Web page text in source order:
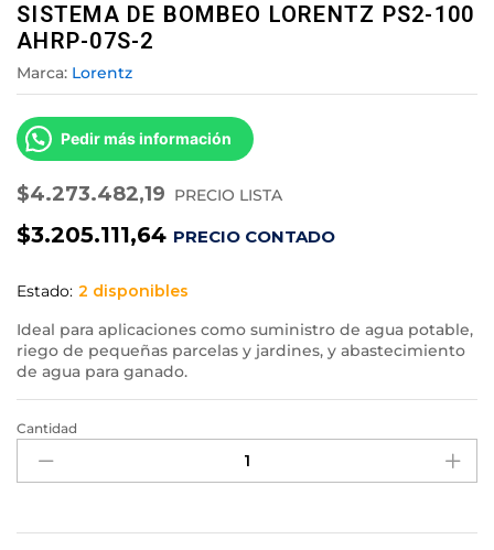
SISTEMA DE BOMBEO LORENTZ PS2-100
AHRP-07S-2
Marca: Lorentz
Pedir más información
$4.273.482,19 PRECIO LISTA
$3.205.111,64 PRECIO CONTADO
Estado: 2 disponibles
Ideal para aplicaciones como suministro de agua potable,
riego de pequeñas parcelas y jardines, y abastecimiento
de agua para ganado.
Cantidad